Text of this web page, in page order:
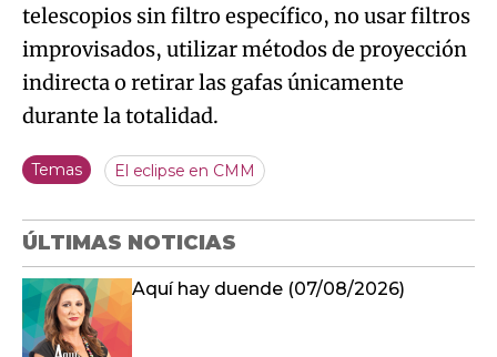
telescopios sin filtro específico, no usar filtros
improvisados, utilizar métodos de proyección
indirecta o retirar las gafas únicamente
durante la totalidad.
Temas El eclipse en CMM
ÚLTIMAS NOTICIAS
Aquí hay duende (07/08/2026)